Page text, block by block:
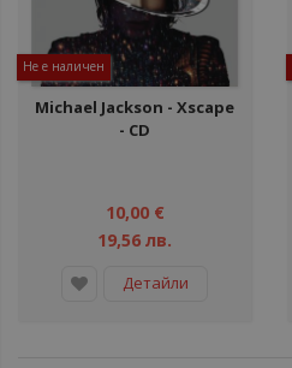
Не е наличен
Michael Jackson ‎- Xscape
- CD
10,00 €
19,56 лв.
Детайли